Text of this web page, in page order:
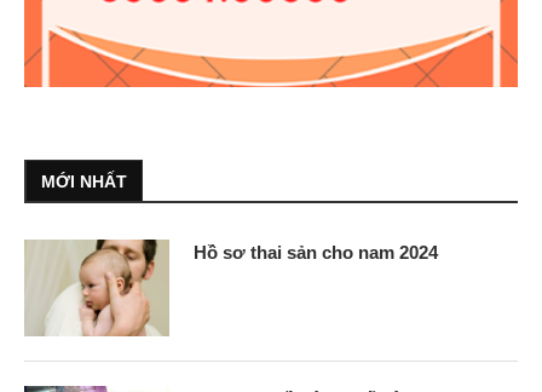
MỚI NHẤT
Hồ sơ thai sản cho nam 2024